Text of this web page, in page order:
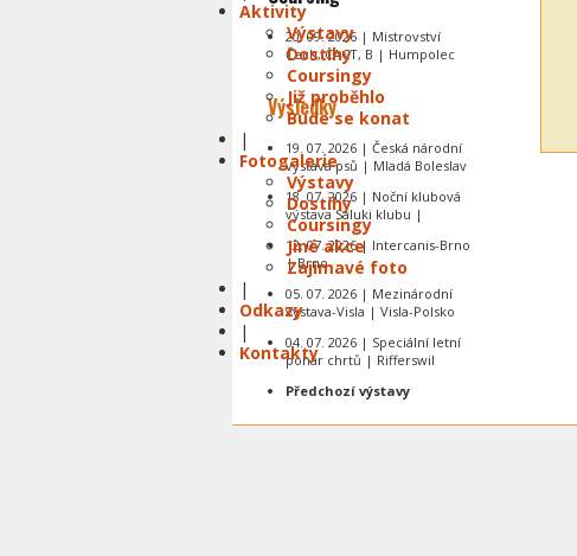
Aktivity
Výstavy
Dostihy
Coursingy
Již proběhlo
Bude se konat
|
Fotogalerie
Výstavy
Dostihy
Coursingy
Jiné akce
Zajímavé foto
|
Odkazy
|
Kontakty
20. 09. 2026 | Mistrovství
Čech, CACT, B | Humpolec
Výsledky
19. 07. 2026 | Česká národní
výstava psů | Mladá Boleslav
18. 07. 2026 | Noční klubová
výstava Saluki klubu |
12. 07. 2026 | Intercanis-Brno
| Brno
05. 07. 2026 | Mezinárodní
výstava-Visla | Visla-Polsko
04. 07. 2026 | Speciální letní
pohár chrtů | Rifferswil
Předchozí výstavy